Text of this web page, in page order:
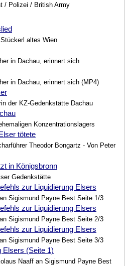
/ Polizei / British Army
altes Wien
in Dachau, erinnert sich
in Dachau, erinnert sich (MP4)
der KZ-Gedenkstätte Dachau
Konzentrationslagers
tötete
Theodor Bongartz - Von Peter
in Königsbronn
Gedenkstätte
zur Liquidierung Elsers
Sigismund Payne Best Seite 1/3
zur Liquidierung Elsers
Sigismund Payne Best Seite 2/3
zur Liquidierung Elsers
Sigismund Payne Best Seite 3/3
Elsers (Seite 1)
Naaff an Sigismund Payne Best